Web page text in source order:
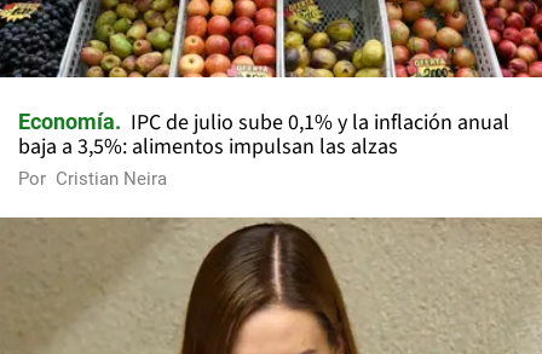
Economía
IPC de julio sube 0,1% y la inflación anual
baja a 3,5%: alimentos impulsan las alzas
Por Cristian Neira